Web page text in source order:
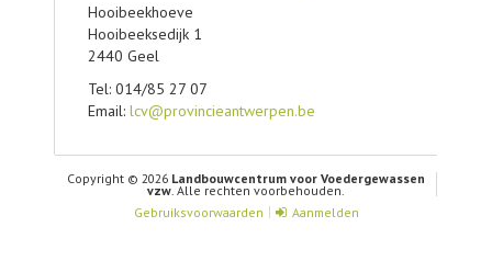
Hooibeekhoeve
Hooibeeksedijk 1
2440 Geel
Tel: 014/85 27 07
Email: lcv@provincieantwerpen.be
Copyright © 2026 Landbouwcentrum voor Voedergewassen
vzw. Alle rechten voorbehouden.
Gebruiksvoorwaarden
Aanmelden